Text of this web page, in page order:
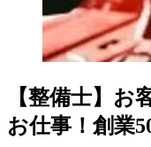
【整備士】お
お仕事！創業